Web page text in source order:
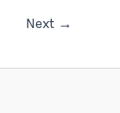
Next →